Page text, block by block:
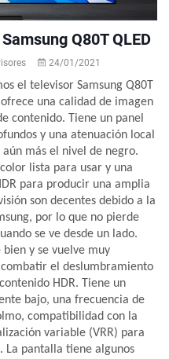
Q80T QLED
24/01/2021
el televisor Samsung Q80T
una calidad de imagen
contenido. Tiene un panel
y una atenuación local
más el nivel de negro.
lista para usar y una
para producir una amplia
son decentes debido a la
por lo que no pierde
se ve desde un lado.
y se vuelve muy
el deslumbramiento
HDR. Tiene un
bajo, una frecuencia de
compatibilidad con la
variable (VRR) para
La pantalla tiene algunos